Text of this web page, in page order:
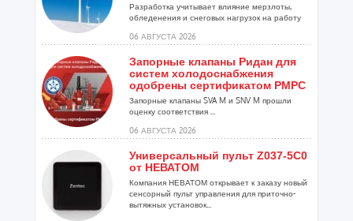
Разработка учитывает влияние мерзлоты,
обледенения и снеговых нагрузок на работу
06 АВГУСТА 2026
Запорные клапаны Ридан для
систем холодоснабжения
одобрены сертификатом РМРС
Запорные клапаны SVA M и SNV M прошли
оценку соответствия ...
06 АВГУСТА 2026
Универсальный пульт Z037-5C0
от НЕВАТОМ
Компания НЕВАТОМ открывает к заказу новый
сенсорный пульт управления для приточно-
вытяжных установок...